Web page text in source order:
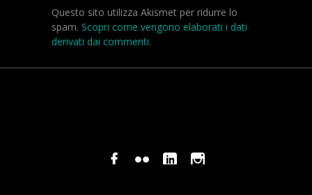
Questo sito utilizza Akismet per ridurre lo
spam. Scopri come vengono elaborati i dati
derivati dai commenti.